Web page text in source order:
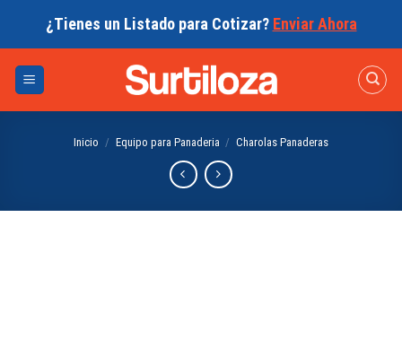
¿Tienes un Listado para Cotizar? Enviar Ahora
Inicio / Equipo para Panaderia / Charolas Panaderas